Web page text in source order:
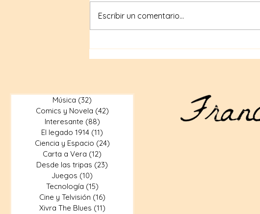
fundó la Iglesia de Satán
Escribir un comentario...
Música (32)
Comics y Novela (42)
Interesante (88)
El legado 1914 (11)
Ciencia y Espacio (24)
Carta a Vera (12)
Desde las tripas (23)
Juegos (10)
Tecnología (15)
Cine y Telvisión (16)
Xivra The Blues (11)